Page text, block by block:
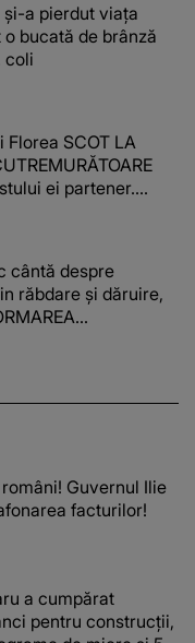
și-a pierdut viața
bucată de brânză
coli
SCOT LA
ei partener.
și ascunsă în
rău că nu am
pentru ea și..."
cântă despre
răbdare și dăruire,
anilor: "De
Guvernul Ilie
facturilor!
a cumpărat
pentru construcții,